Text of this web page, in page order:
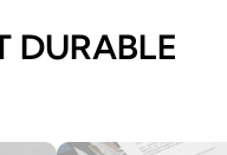
DURABLE